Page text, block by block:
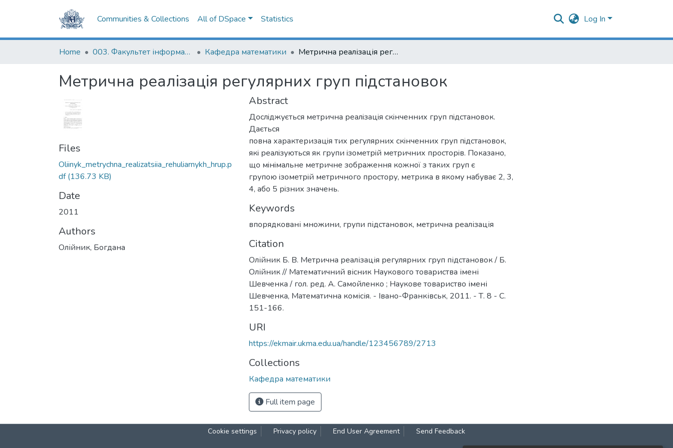
Communities & Collections All of DSpace Statistics Log In
Home 003. Факультет інформатики Кафедра математики Метрична реалізація регулярних груп підстановок
Метрична реалізація регулярних груп підстановок
Files
Oliinyk_metrychna_realizatsiia_rehuliarnykh_hrup.p
df(136.73 KB)
Date
2011
Authors
Олійник, Богдана
Abstract
Дослiджується метрична реалiзацiя скiнченних груп пiдстановок.
Дається
повна характеризацiя тих регулярних скiнченних груп пiдстановок,
якi реалiзуються як групи iзометрiй метричних просторiв. Показано,
що мiнiмальне метричне зображення кожної з таких груп є
групою iзометрiй метричного простору, метрика в якому набуває 2, 3,
4, або 5 рiзних значень.
Keywords
впорядковані множини, групи підстановок, метрична реалізація
Citation
Олійник Б. В. Метрична реалізація регулярних груп підстановок / Б.
Олійник // Математичний вісник Наукового товариства імені
Шевченка / гол. ред. А. Самойленко ; Наукове товариство імені
Шевченка, Математична комісія. - Івано-Франківськ, 2011. - Т. 8 - С.
151-166.
URI
https://ekmair.ukma.edu.ua/handle/123456789/2713
Collections
Кафедра математики
Full item page
Cookie settings Privacy policy End User Agreement Send Feedback